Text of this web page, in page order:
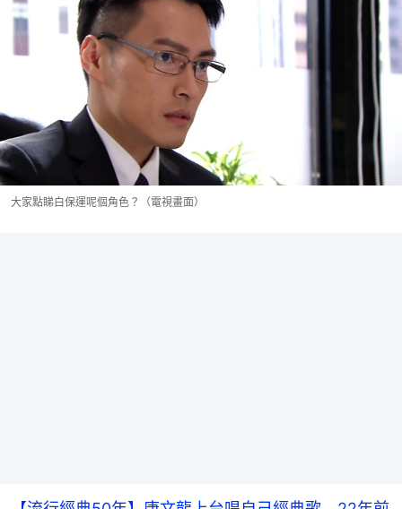
大家點睇白保運呢個角色？（電視畫面）